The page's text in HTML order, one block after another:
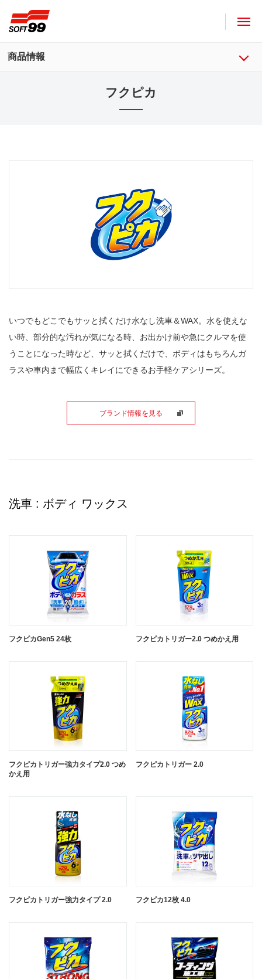
商品情報
フクピカ
いつでもどこでもサッと拭くだけ水なし洗車＆WAX。水を使えな
い時、部分的な汚れが気になる時、お出かけ前や急にクルマを使
うことになった時など、サッと拭くだけで、ボディはもちろんガ
ラスや車内まで幅広くキレイにできるお手軽ケアシリーズ。
ブランド情報を見る
洗車 : ボディ ワックス
フクピカGen5 24枚 フクピカトリガー2.0 つめかえ用
フクピカトリガー強力タイプ2.0 つめ
かえ用
フクピカトリガー 2.0
フクピカトリガー強力タイプ 2.0 フクピカ12枚 4.0